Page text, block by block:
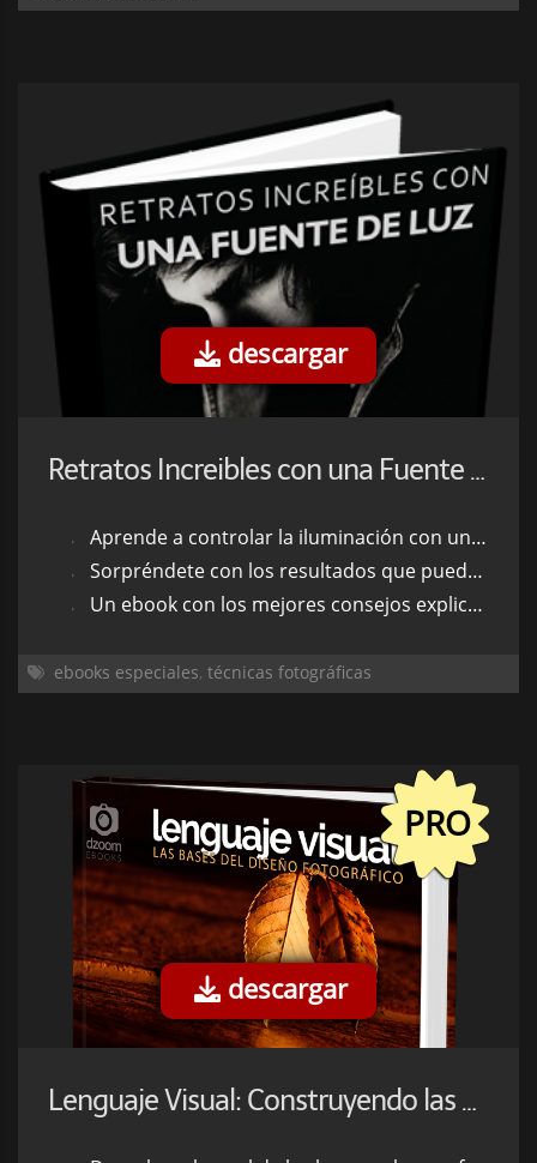
descargar
Retratos Increibles con una Fuente de Luz
Aprende a controlar la iluminación con una sola fuente de luz.
Sorpréndete con los resultados que puedes lograr.
Un ebook con los mejores consejos explicados e ilustrados con todo detalle.
ebooks especiales, técnicas fotográficas
PRO
descargar
Lenguaje Visual: Construyendo las Bases del Diseño Fotográfico